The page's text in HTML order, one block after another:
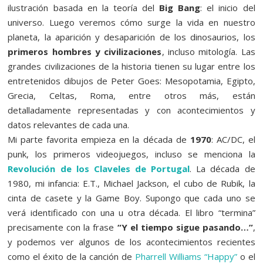
ilustración basada en la teoría del Big Bang: el inicio del
universo. Luego veremos cómo surge la vida en nuestro
planeta, la aparición y desaparición de los dinosaurios, los
primeros hombres y civilizaciones, incluso mitología. Las
grandes civilizaciones de la historia tienen su lugar entre los
entretenidos dibujos de Peter Goes: Mesopotamia, Egipto,
Grecia, Celtas, Roma, entre otros más, están
detalladamente representadas y con acontecimientos y
datos relevantes de cada una.
Mi parte favorita empieza en la década de 1970: AC/DC, el
punk, los primeros videojuegos, incluso se menciona la
Revolución de los Claveles de Portugal. La década de
1980, mi infancia: E.T., Michael Jackson, el cubo de Rubik, la
cinta de casete y la Game Boy. Supongo que cada uno se
verá identificado con una u otra década. El libro “termina”
precisamente con la frase “Y el tiempo sigue pasando…”,
y podemos ver algunos de los acontecimientos recientes
como el éxito de la canción de Pharrell Williams “Happy”o el